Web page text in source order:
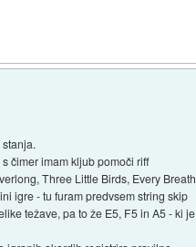
čimer imam kljub pomoči riff
Three Little Birds, Every Breath
igre - tu furam predvsem string skip
težave, pa to že E5, F5 in A5 - ki je